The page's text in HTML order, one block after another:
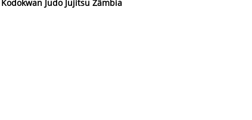
Judo Jujitsu Zâmbia